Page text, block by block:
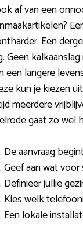
af van een
Een
Geen
een langere
kun je kiezen
meerdere
gaat zo wel
De aanvraag
Geef aan wat
Definieer jullie
Kies welk
Een lokale